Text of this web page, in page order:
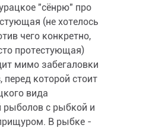
"сёнрю" про
(не хотелось
чего конкретно,
протестующая)
мимо забегаловки
перед которой стоит
вида
рыболов с рыбкой и
В рыбке -